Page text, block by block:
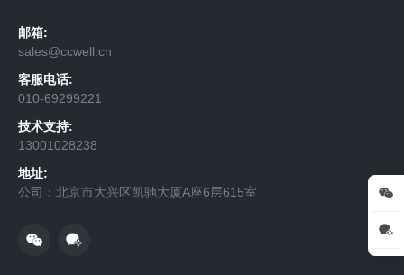
邮箱:
sales@ccwell.cn
客服电话:
010-69299221
技术支持:
13001028238
地址:
公司：北京市大兴区凯驰大厦A座6层615室